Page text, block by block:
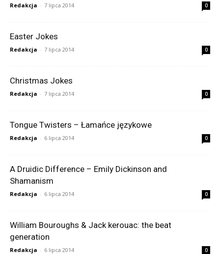
Redakcja - 7 lipca 2014 0
Easter Jokes
Redakcja - 7 lipca 2014 0
Christmas Jokes
Redakcja - 7 lipca 2014 0
Tongue Twisters – Łamańce językowe
Redakcja - 6 lipca 2014 0
A Druidic Difference – Emily Dickinson and
Shamanism
Redakcja - 6 lipca 2014 0
William Bouroughs & Jack kerouac: the beat
generation
Redakcja - 6 lipca 2014 0